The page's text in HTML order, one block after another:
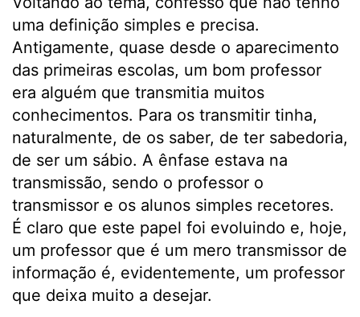
uma definição simples e precisa.
Antigamente, quase desde o aparecimento
das primeiras escolas, um bom professor
era alguém que transmitia muitos
conhecimentos. Para os transmitir tinha,
naturalmente, de os saber, de ter sabedoria,
de ser um sábio. A ênfase estava na
transmissão, sendo o professor o
transmissor e os alunos simples recetores.
É claro que este papel foi evoluindo e, hoje,
um professor que é um mero transmissor de
informação é, evidentemente, um professor
que deixa muito a desejar.